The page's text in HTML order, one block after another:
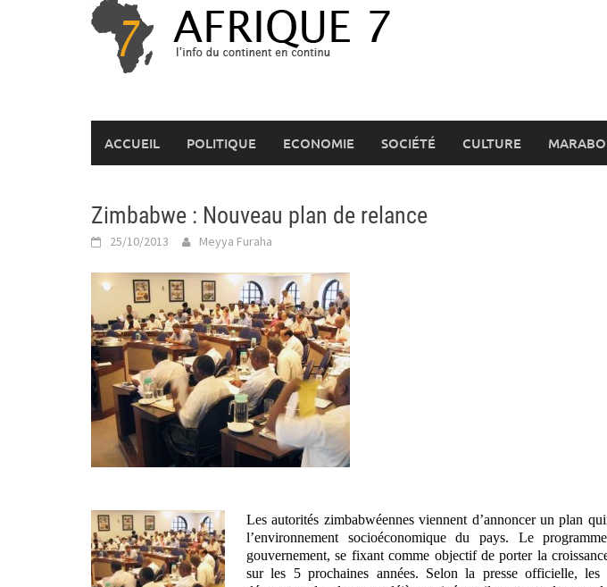
ACCUEIL POLITIQUE ECONOMIE SOCIÉTÉ CULTURE
Zimbabwe : Nouveau plan de relance
25/10/2013 Meyya Furaha
Les autorités zimbabwéennes viennent d’annoncer un plan
l’environnement socioéconomique du pays. Le
gouvernement, se fixant comme objectif de porter la
sur les 5 prochaines années. Selon la presse officielle, les